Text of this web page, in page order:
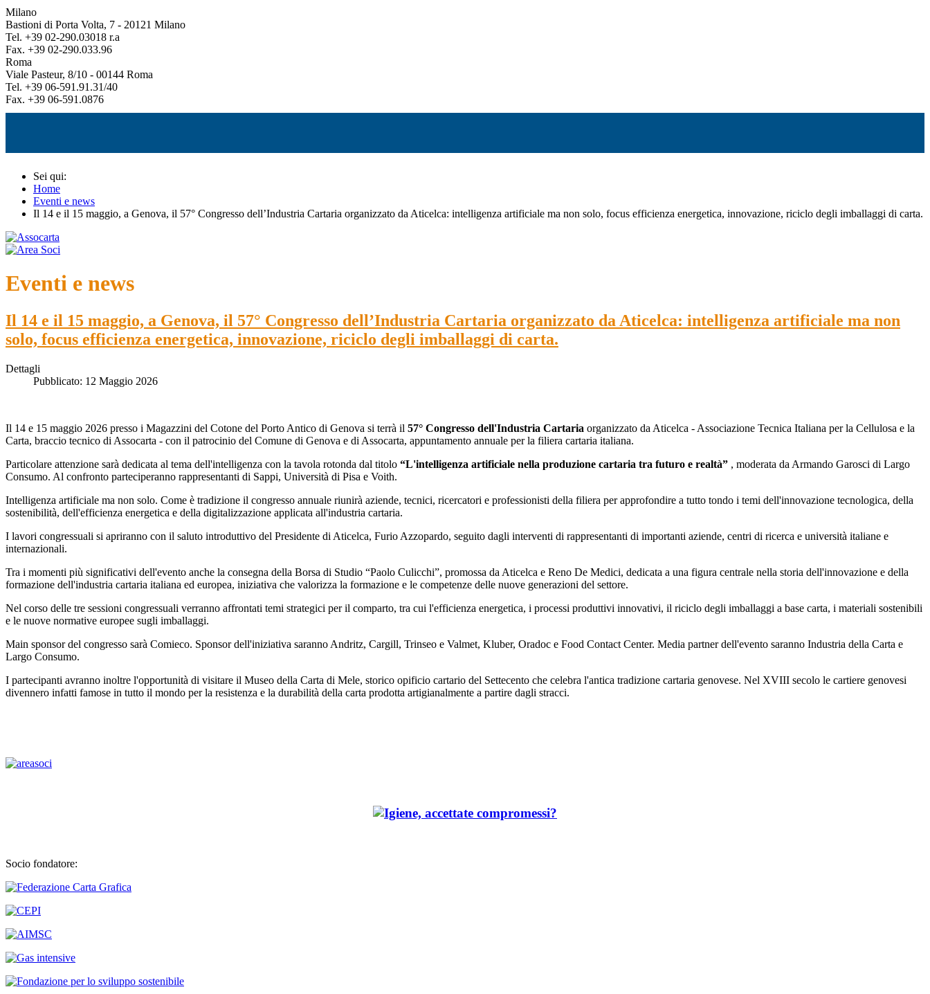
Milano
Bastioni di Porta Volta, 7 - 20121 Milano
Tel. +39 02-290.03018 r.a
Fax. +39 02-290.033.96
Roma
Viale Pasteur, 8/10 - 00144 Roma
Tel. +39 06-591.91.31/40
Fax. +39 06-591.0876
Sei qui:
Home
Eventi e news
Il 14 e il 15 maggio, a Genova, il 57° Congresso dell’Industria Cartaria organizzato da Aticelca: intelligenza artificiale ma non solo, focus efficienza energetica, innovazione, riciclo degli imballaggi di carta.
Eventi e news
Il 14 e il 15 maggio, a Genova, il 57° Congresso dell’Industria Cartaria organizzato da Aticelca: intelligenza artificiale ma non
solo, focus efficienza energetica, innovazione, riciclo degli imballaggi di carta.
Dettagli
Pubblicato: 12 Maggio 2026
Il 14 e 15 maggio 2026 presso i Magazzini del Cotone del Porto Antico di Genova si terrà il 57° Congresso dell'Industria Cartaria organizzato da Aticelca - Associazione Tecnica Italiana per la Cellulosa e la
Carta, braccio tecnico di Assocarta - con il patrocinio del Comune di Genova e di Assocarta, appuntamento annuale per la filiera cartaria italiana.
Particolare attenzione sarà dedicata al tema dell'intelligenza con la tavola rotonda dal titolo “L'intelligenza artificiale nella produzione cartaria tra futuro e realtà” , moderata da Armando Garosci di Largo
Consumo. Al confronto parteciperanno rappresentanti di Sappi, Università di Pisa e Voith.
Intelligenza artificiale ma non solo. Come è tradizione il congresso annuale riunirà aziende, tecnici, ricercatori e professionisti della filiera per approfondire a tutto tondo i temi dell'innovazione tecnologica, della
sostenibilità, dell'efficienza energetica e della digitalizzazione applicata all'industria cartaria.
I lavori congressuali si apriranno con il saluto introduttivo del Presidente di Aticelca, Furio Azzopardo, seguito dagli interventi di rappresentanti di importanti aziende, centri di ricerca e università italiane e
internazionali.
Tra i momenti più significativi dell'evento anche la consegna della Borsa di Studio “Paolo Culicchi”, promossa da Aticelca e Reno De Medici, dedicata a una figura centrale nella storia dell'innovazione e della
formazione dell'industria cartaria italiana ed europea, iniziativa che valorizza la formazione e le competenze delle nuove generazioni del settore.
Nel corso delle tre sessioni congressuali verranno affrontati temi strategici per il comparto, tra cui l'efficienza energetica, i processi produttivi innovativi, il riciclo degli imballaggi a base carta, i materiali sostenibili
e le nuove normative europee sugli imballaggi.
Main sponsor del congresso sarà Comieco. Sponsor dell'iniziativa saranno Andritz, Cargill, Trinseo e Valmet, Kluber, Oradoc e Food Contact Center. Media partner dell'evento saranno Industria della Carta e
Largo Consumo.
I partecipanti avranno inoltre l'opportunità di visitare il Museo della Carta di Mele, storico opificio cartario del Settecento che celebra l'antica tradizione cartaria genovese. Nel XVIII secolo le cartiere genovesi
divennero infatti famose in tutto il mondo per la resistenza e la durabilità della carta prodotta artigianalmente a partire dagli stracci.
Socio fondatore: